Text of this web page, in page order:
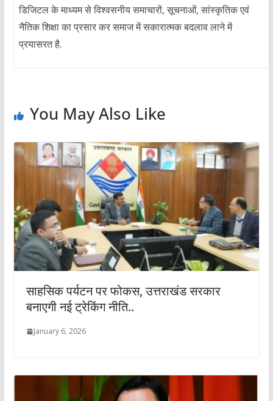
डिजिटल के माध्यम से विश्वसनीय समाचारों, सूचनाओं, सांस्कृतिक एवं
नैतिक शिक्षा का प्रसार कर समाज में सकारात्मक बदलाव लाने में
प्रयासरत है.
You May Also Like
साहसिक पर्यटन पर फोकस, उत्तराखंड सरकार
बनाएगी नई ट्रेकिंग नीति..
January 6, 2026